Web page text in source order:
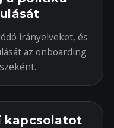
irányelveket, és
az onboarding
kapcsolatot